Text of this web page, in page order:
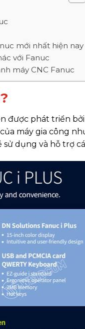
mới nhất hiện nay
với Fanuc
máy CNC Fanuc
được phát triển
máy gia công
dụng và hỗ trợ